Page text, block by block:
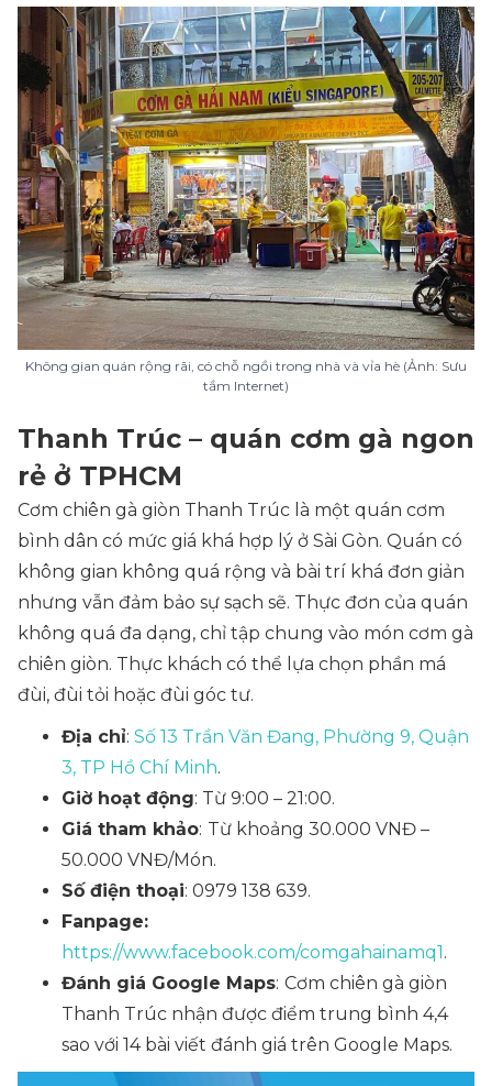
Không gian quán rộng rãi, có chỗ ngồi trong nhà và vỉa hè (Ảnh: Sưu
tầm Internet)
Thanh Trúc – quán cơm gà ngon
rẻ ở TPHCM
Cơm chiên gà giòn Thanh Trúc là một quán cơm
bình dân có mức giá khá hợp lý ở Sài Gòn. Quán có
không gian không quá rộng và bài trí khá đơn giản
nhưng vẫn đảm bảo sự sạch sẽ. Thực đơn của quán
không quá đa dạng, chỉ tập chung vào món cơm gà
chiên giòn. Thực khách có thể lựa chọn phần má
đùi, đùi tỏi hoặc đùi góc tư.
Địa chỉ: Số 13 Trần Văn Đang, Phường 9, Quận
3, TP Hồ Chí Minh.
Giờ hoạt động: Từ 9:00 – 21:00.
Giá tham khảo: Từ khoảng 30.000 VNĐ –
50.000 VNĐ/Món.
Số điện thoại: 0979 138 639.
Fanpage:
https://www.facebook.com/comgahainamq1.
Đánh giá Google Maps: Cơm chiên gà giòn
Thanh Trúc nhận được điểm trung bình 4,4
sao với 14 bài viết đánh giá trên Google Maps.